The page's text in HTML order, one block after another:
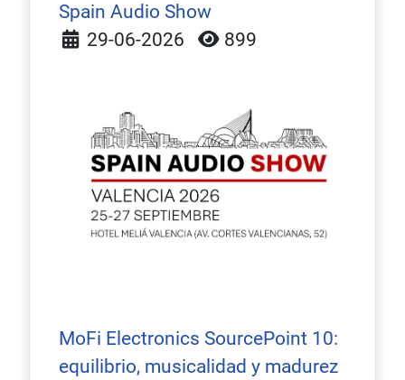
Spain Audio Show
Detalles
29-06-2026 899
MoFi Electronics SourcePoint 10:
equilibrio, musicalidad y madurez